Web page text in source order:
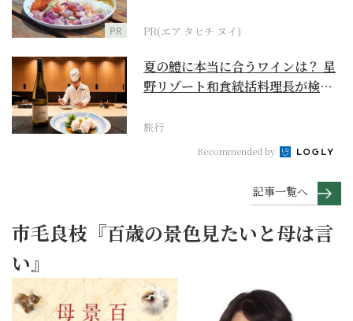
PR PR(エア タヒチ ヌイ)
夏の鱧に本当に合うワインは？ 星
野リゾート和食統括料理長が検証
旅行
Recommended by
記事一覧へ
市毛良枝『百歳の景色見たいと母は言
い』